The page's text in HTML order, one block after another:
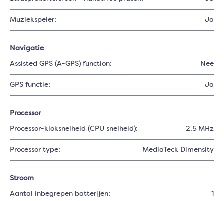
Muziekspeler: Ja
Navigatie
Assisted GPS (A-GPS) function: Nee
GPS functie: Ja
Processor
Processor-kloksnelheid (CPU snelheid): 2.5 MHz
Processor type: MediaTeck Dimensity
Stroom
Aantal inbegrepen batterijen: 1